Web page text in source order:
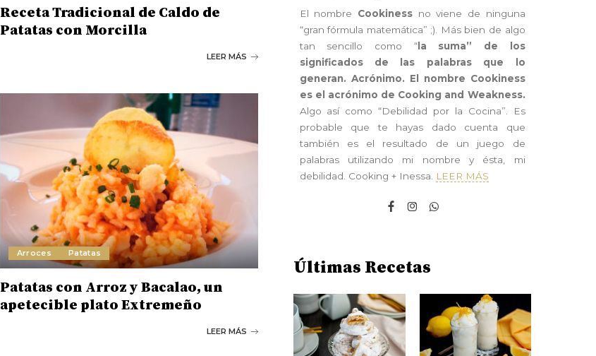
Receta Tradicional de Caldo de
Patatas con Morcilla
LEER MÁS
Arroces Patatas
Patatas con Arroz y Bacalao, un
apetecible plato Extremeño
LEER MÁS
El nombre Cookinessno viene de ninguna
“gran fórmula matemática” ;). Más bien de algo
tan sencillo como “la suma” de los
significados de las palabras que lo
generan. Acrónimo. El nombre Cookiness
es el acrónimo de Cooking and Weakness.
Algo así como “Debilidad por la Cocina”. Es
probable que te hayas dado cuenta que
también es el resultado de un juego de
palabras utilizando mi nombre y ésta, mi
debilidad. Cooking + Inessa. LEER MÁS
Últimas Recetas